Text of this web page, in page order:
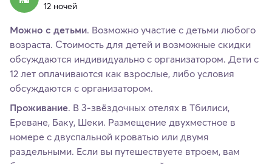
12 ночей
Можно с детьми. Возможно участие с детьми любого
возраста. Стоимость для детей и возможные скидки
обсуждаются индивидуально с организатором. Дети с
12 лет оплачиваются как взрослые, либо условия
обсуждаются с организатором.
Проживание. В 3-звёздочных отелях в Тбилиси,
Ереване, Баку, Шеки. Размещение двухместное в
номере с двуспальной кроватью или двумя
раздельными. Если вы путешествуете втроем, вам